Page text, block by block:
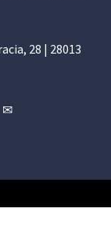
28 | 28013